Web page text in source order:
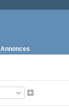
Annonces